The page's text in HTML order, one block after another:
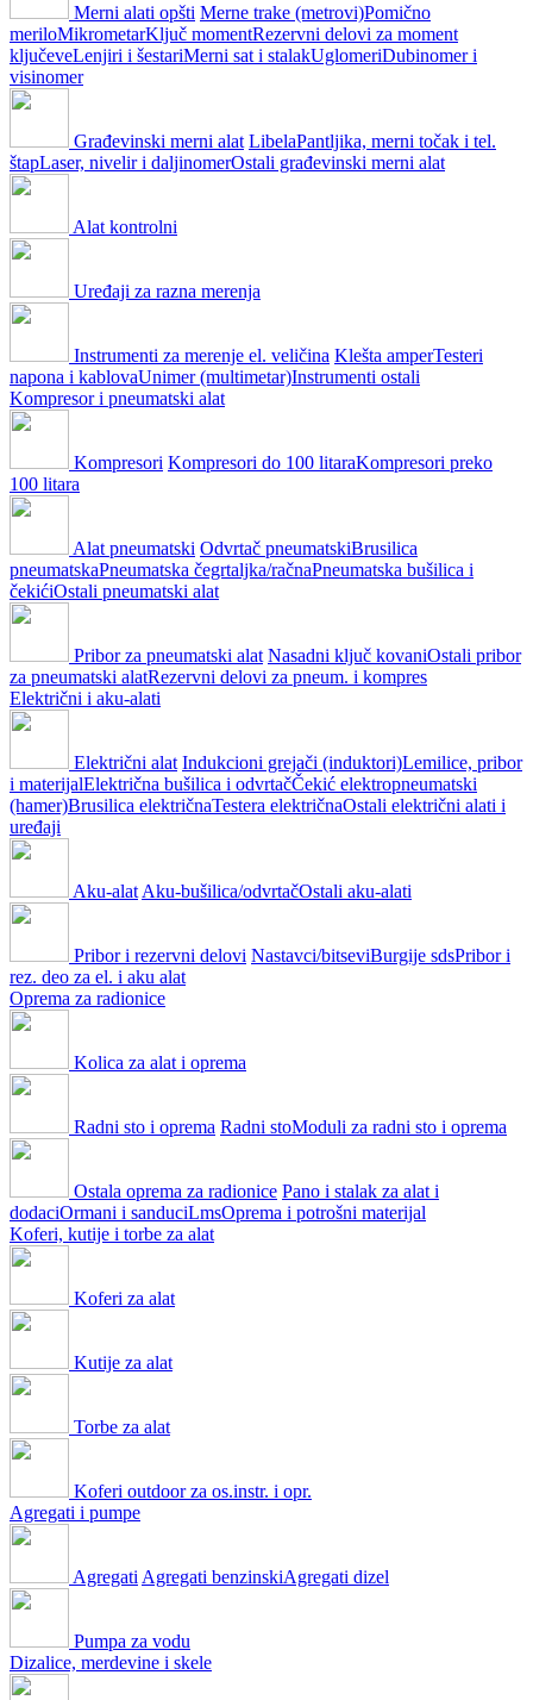
Merni alati opšti Merne trake (metrovi)Pomično
meriloMikrometarKljuč momentRezervni delovi za moment
ključeveLenjiri i šestariMerni sat i stalakUglomeriDubinomer i
visinomer
Građevinski merni alat LibelaPantljika, merni točak i tel.
štapLaser, nivelir i daljinomerOstali građevinski merni alat
Alat kontrolni
Uređaji za razna merenja
Instrumenti za merenje el. veličina Klešta amperTesteri
napona i kablovaUnimer (multimetar)Instrumenti ostali
Kompresor i pneumatski alat
Kompresori Kompresori do 100 litaraKompresori preko
100 litara
Alat pneumatski Odvrtač pneumatskiBrusilica
pneumatskaPneumatska čegrtaljka/račnaPneumatska bušilica i
čekićiOstali pneumatski alat
Pribor za pneumatski alat Nasadni ključ kovaniOstali pribor
za pneumatski alatRezervni delovi za pneum. i kompres
Električni i aku-alati
Električni alat Indukcioni grejači (induktori)Lemilice, pribor
i materijalElektrična bušilica i odvrtačČekić elektropneumatski
(hamer)Brusilica električnaTestera električnaOstali električni alati i
uređaji
Aku-alat Aku-bušilica/odvrtačOstali aku-alati
Pribor i rezervni delovi Nastavci/bitseviBurgije sdsPribor i
rez. deo za el. i aku alat
Oprema za radionice
Kolica za alat i oprema
Radni sto i oprema Radni stoModuli za radni sto i oprema
Ostala oprema za radionice Pano i stalak za alat i
dodaciOrmani i sanduciLmsOprema i potrošni materijal
Koferi, kutije i torbe za alat
Koferi za alat
Kutije za alat
Torbe za alat
Koferi outdoor za os.instr. i opr.
Agregati i pumpe
Agregati Agregati benzinskiAgregati dizel
Pumpa za vodu
Dizalice, merdevine i skele